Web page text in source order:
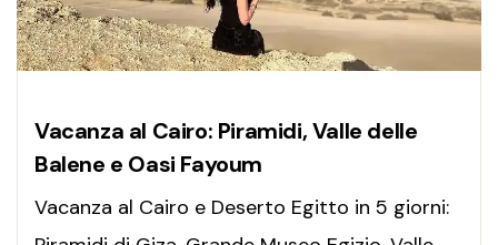
Vacanza al Cairo: Piramidi, Valle delle
Balene e Oasi Fayoum
Vacanza al Cairo e Deserto Egitto in 5 giorni: